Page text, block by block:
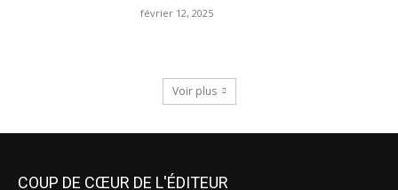
février 12, 2025
Voir plus
COUP DE CŒUR DE L'ÉDITEUR